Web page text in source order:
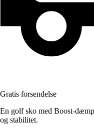
Gratis forsendelse
En golf sko med Boost-
og stabilitet.